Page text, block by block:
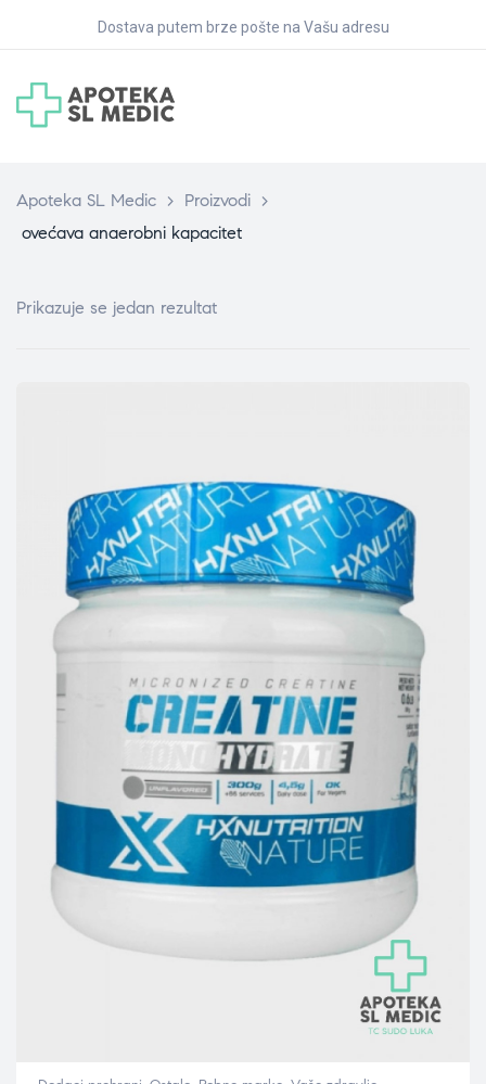
Dostava putem brze pošte na Vašu adresu
Apoteka SL Medic > Proizvodi >
ovećava anaerobni kapacitet
Prikazuje se jedan rezultat